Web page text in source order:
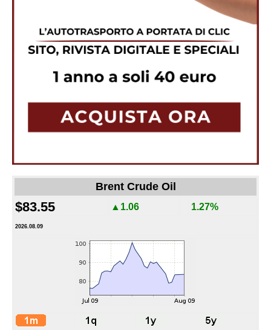
Brent Crude Oil
$83.55 ▲1.06 1.27%
2026.08.09